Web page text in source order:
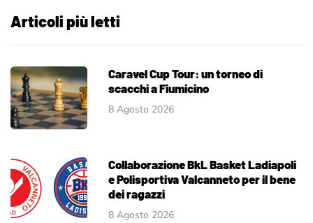
Articoli più letti
Caravel Cup Tour: un torneo di
scacchi a Fiumicino
8 Agosto 2026
Collaborazione BkL Basket Ladiapoli
e Polisportiva Valcanneto per il bene
dei ragazzi
8 Agosto 2026